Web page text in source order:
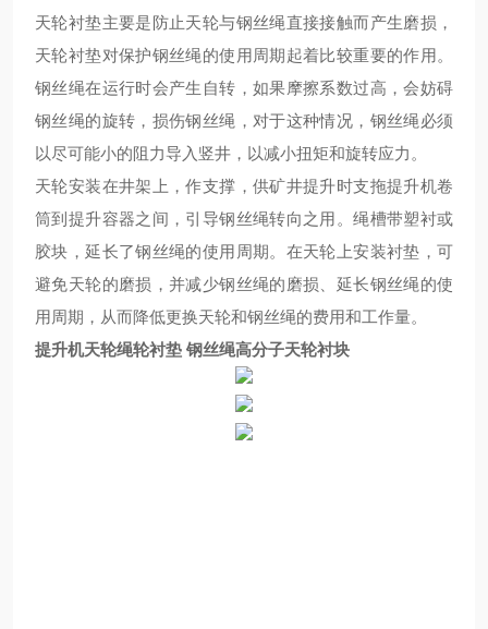
天轮衬垫主要是防止天轮与钢丝绳直接接触而产生磨损，
天轮衬垫对保护钢丝绳的使用周期起着比较重要的作用。
钢丝绳在运行时会产生自转，如果摩擦系数过高，会妨碍
钢丝绳的旋转，损伤钢丝绳，对于这种情况，钢丝绳必须
以尽可能小的阻力导入竖井，以减小扭矩和旋转应力。
天轮安装在井架上，作支撑，供矿井提升时支拖提升机卷
筒到提升容器之间，引导钢丝绳转向之用。绳槽带塑衬或
胶块，延长了钢丝绳的使用周期。 在天轮上安装衬垫，可
避免天轮的磨损，并减少钢丝绳的磨损、延长钢丝绳的使
用周期，从而降低更换天轮和钢丝绳的费用和工作量。
提升机天轮绳轮衬垫 钢丝绳高分子天轮衬块